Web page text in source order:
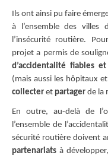
Ils ont ainsi pu faire
à l’ensemble des
l’insécurité routière.
projet a permis de
d’accidentalité fiables
(mais aussi les hôpitaux
collecter et partager de la
En outre, au-delà de
l’ensemble de
sécurité routière doivent
partenariats à